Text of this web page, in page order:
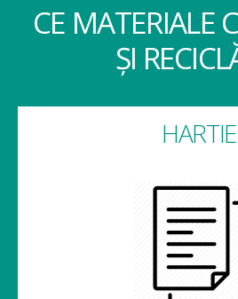
CE MATERIALE
ȘI
HARTIE